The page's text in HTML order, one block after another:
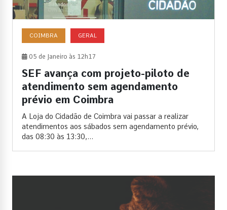
COIMBRA GERAL
05 de Janeiro às 12h17
SEF avança com projeto-piloto de
atendimento sem agendamento
prévio em Coimbra
A Loja do Cidadão de Coimbra vai passar a realizar
atendimentos aos sábados sem agendamento prévio,
das 08:30 às 13:30,...